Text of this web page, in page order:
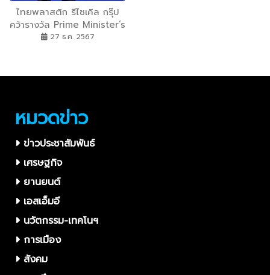
ไทยพลาสติก รีไซเคิล กรุ๊ป
คว้ารางวัล Prime Minister’s
Export Award 2024 ผู้ส่ง
27 ธ.ค. 2567
หมวดข่าว
ข่าวประชาสัมพันธ์
เศรษฐกิจ
ยานยนต์
เอสเอ็มอี
นวัตกรรม-เทคโนฯ
การเมือง
สังคม